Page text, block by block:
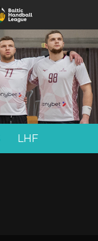
LHF